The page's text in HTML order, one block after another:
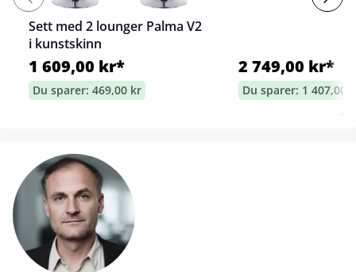
Sett med 2 lounger Palma V2
i kunstskinn
1 609,00 kr*
Du sparer: 469,00 kr
2 749,00 kr*
Du sparer: 1 407,00